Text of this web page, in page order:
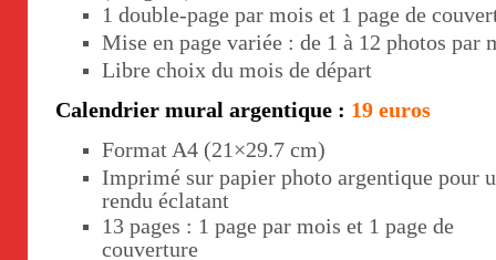
1 double-page par mois et 1 page de
Mise en page variée : de 1 à 12 photos par
Libre choix du mois de départ
Calendrier mural argentique : 19 euros
Format A4 (21×29.7 cm)
Imprimé sur papier photo argentique pour
rendu éclatant
13 pages : 1 page par mois et 1 page de
couverture